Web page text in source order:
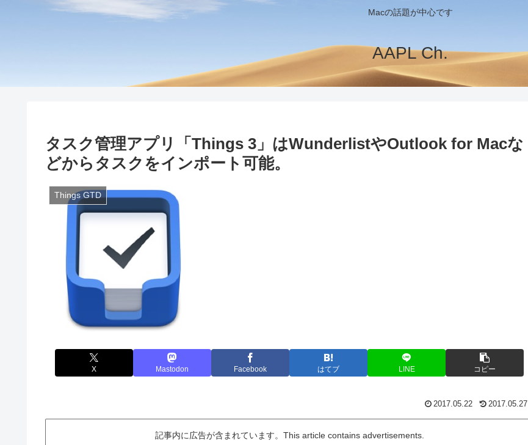
Macの話題が中心です
AAPL Ch.
タスク管理アプリ「Things 3」はWunderlistやOutlook for Macな
どからタスクをインポート可能。
Things GTD
X Mastodon Facebook はてブ LINE コピー
2017.05.22 2017.05.27
記事内に広告が含まれています。This article contains advertisements.